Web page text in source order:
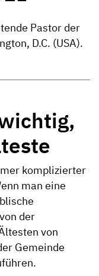
Pastor der
D.C. (USA).
komplizierter
man eine
der
von
Gemeinde